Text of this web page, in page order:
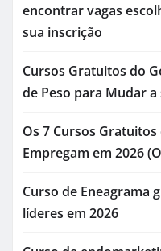
encontrar vagas
sua inscrição
Cursos Gratuitos do
de Peso para Mudar
Os 7 Cursos Gratuitos
Empregam em 2026
Curso de Eneagrama
líderes em 2026